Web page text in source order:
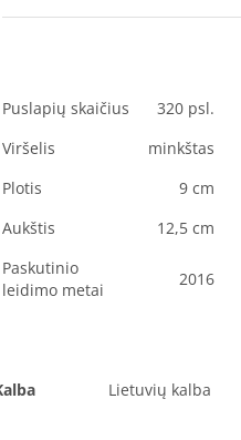
Puslapių skaičius
320 psl.
Viršelis
minkštas
Plotis
9 cm
Aukštis
12,5 cm
Paskutinio
leidimo metai
2016
Lietuvių kalba